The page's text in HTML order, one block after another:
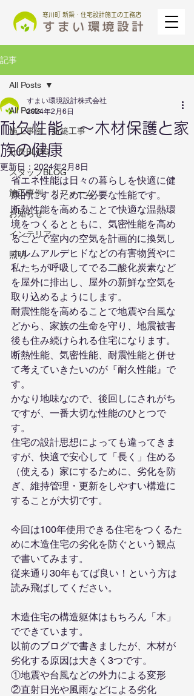
寒川町 新築・住宅設計施工の工務店
記事
All Posts
施工事例 新築工事
社長BLOG
スタッフBLOG
施工事例 リフォーム
お知らせ
インテリア
照明
All Posts
耐久性能 ～木材保護と家
族の健康
すまい環境設計株式会社
2024年2月6日
更新日： 2024年2月8日
省エネ性能は日々の暮らしを快適に健
康的にするために必要な性能です。
断熱性能を高めることで快適な温熱環
境をつくるとともに、気密性能を高め
ることで室内の空気を計画的に換気し
ホルムアルデヒドなどの有害物質やに
私たちが呼吸してでる二酸化炭素など
を屋外に排出し、屋外の新鮮な空気を
取り込めるようにします。
耐震性能を高めることで地震や台風な
どから、家族の生命を守り、地震被害
後も住み続けられる住宅になります。
断熱性能、気密性能、耐震性能と併せ
て考えていきたいのが『耐久性能』で
す。
かなり地味なので、後回しにされがち
ですが、一番大切な性能のひとつで
す。
住宅の設計思想によっても違ってきま
すが、快適で安心して「長く」住める
（使える）家にするために、劣化を防
ぎ、維持管理・更新をしやすい構造に
することが大切です。
今回は100年使用できる住宅をつくるた
めに木造住宅の劣化を防ぐという観点
で書いてみます。
従来通り30年もてば良い！という方は
読み飛ばしてください。
木造住宅の構造躯体はもちろん「木」
でできています。
以前のブログで書きましたが、木材が
劣化する原因は大きく3つです。
①地震や台風などの外力による変形
②直射日光や風雨などによる劣化